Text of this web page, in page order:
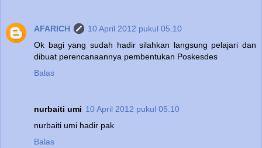
AFARICH
10 April 2012 pukul 05.10
Ok bagi yang sudah hadir silahkan langsung pelajari dan
dibuat perencanaannya pembentukan Poskesdes
Balas
nurbaiti umi 10 April 2012 pukul 05.10
nurbaiti umi hadir pak
Balas